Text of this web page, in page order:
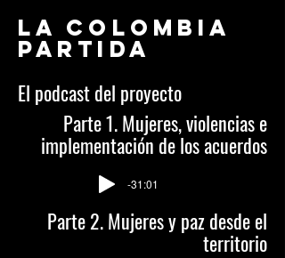
La colombia
partida
El podcast del proyecto
Parte 1. Mujeres, violencias e
implementación de los acuerdos
-31:01
Parte 2. Mujeres y paz desde el
territorio